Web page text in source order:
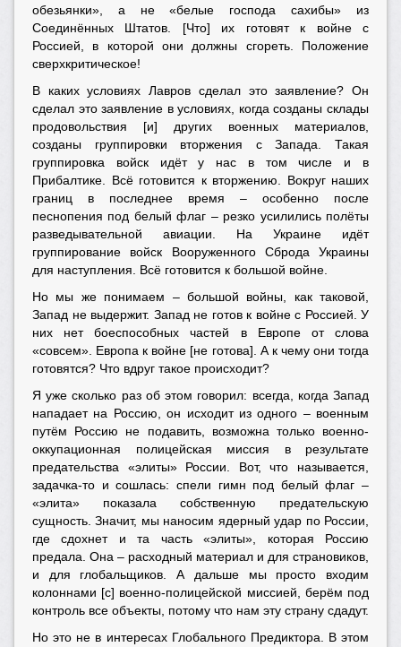
обезьянки», а не «белые господа сахибы» из
Соединённых Штатов. [Что] их готовят к войне с
Россией, в которой они должны сгореть. Положение
сверхкритическое!
В каких условиях Лавров сделал это заявление? Он
сделал это заявление в условиях, когда созданы склады
продовольствия [и] других военных материалов,
созданы группировки вторжения с Запада. Такая
группировка войск идёт у нас в том числе и в
Прибалтике. Всё готовится к вторжению. Вокруг наших
границ в последнее время – особенно после
песнопения под белый флаг – резко усилились полёты
разведывательной авиации. На Украине идёт
группирование войск Вооруженного Сброда Украины
для наступления. Всё готовится к большой войне.
Но мы же понимаем – большой войны, как таковой,
Запад не выдержит. Запад не готов к войне с Россией. У
них нет боеспособных частей в Европе от слова
«совсем». Европа к войне [не готова]. А к чему они тогда
готовятся? Что вдруг такое происходит?
Я уже сколько раз об этом говорил: всегда, когда Запад
нападает на Россию, он исходит из одного – военным
путём Россию не подавить, возможна только военно-
оккупационная полицейская миссия в результате
предательства «элиты» России. Вот, что называется,
задачка-то и сошлась: спели гимн под белый флаг –
«элита» показала собственную предательскую
сущность. Значит, мы наносим ядерный удар по России,
где сдохнет и та часть«элиты» , которая Россию
предала. Она – расходный материал и для страновиков,
и для глобальщиков. А дальше мы просто входим
колоннами [с] военно-полицейской миссией, берём под
контроль все объекты, потому что нам эту страну сдадут.
Но это не в интересах Глобального Предиктора. В этом